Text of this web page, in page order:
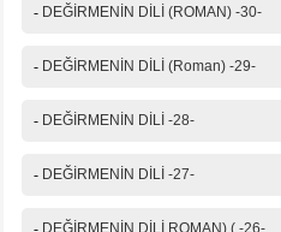
IP Adresiniz
216.73.216.227
- DEĞİRMENİN DİLİ (ROMAN) -30-
- DEĞİRMENİN DİLİ (Roman) -29-
- DEĞİRMENİN DİLİ -28-
- DEĞİRMENİN DİLİ -27-
- DEĞİRMENİN DİLİ ROMAN) ( -26-